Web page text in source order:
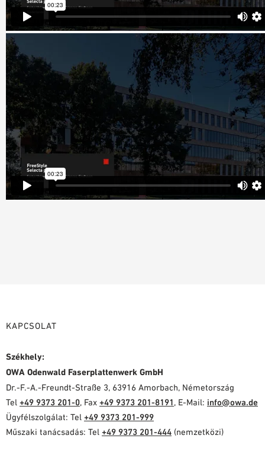
KAPCSOLAT
Székhely:
OWA Odenwald Faserplattenwerk GmbH
Dr.-F.-A.-Freundt-Straße 3, 63916 Amorbach, Németország
Tel +49 9373 201-0, Fax +49 9373 201-8191, E-Mail: info@owa.de
Ügyfélszolgálat: Tel +49 9373 201-999
Műszaki tanácsadás: Tel +49 9373 201-444 (nemzetközi)